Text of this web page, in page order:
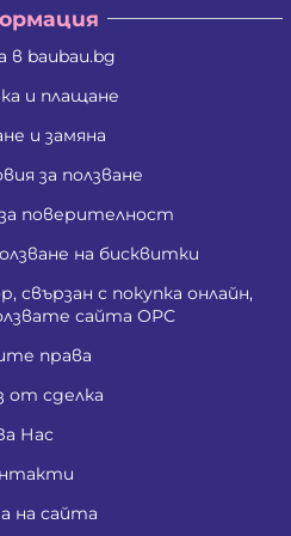
в baubau.bg
и плащане
и замяна
за ползване
поверителност
на бисквитки
свързан с покупка онлайн,
сайта ОРС
права
от сделка
Нас
на сайта